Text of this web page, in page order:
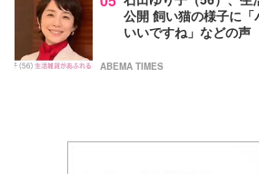
公開 飼い猫の様子に
いいですね」などの声
ABEMA TIMES